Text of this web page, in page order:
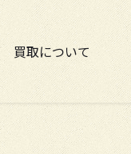
買取について